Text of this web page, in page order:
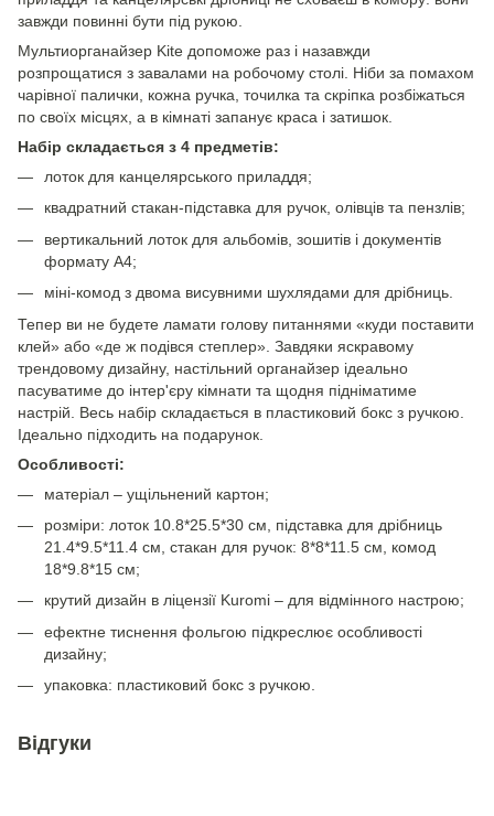
завжди повинні бути під рукою.
Мультиорганайзер Kite допоможе раз і назавжди
розпрощатися з завалами на робочому столі. Ніби за помахом
чарівної палички, кожна ручка, точилка та скріпка розбіжаться
по своїх місцях, а в кімнаті запанує краса і затишок.
Набір складається з 4 предметів:
лоток для канцелярського приладдя;
квадратний стакан-підставка для ручок, олівців та пензлів;
вертикальний лоток для альбомів, зошитів і документів
формату А4;
міні-комод з двома висувними шухлядами для дрібниць.
Тепер ви не будете ламати голову питаннями «куди поставити
клей» або «де ж подівся степлер». Завдяки яскравому
трендовому дизайну, настільний органайзер ідеально
пасуватиме до інтер'єру кімнати та щодня підніматиме
настрій. Весь набір складається в пластиковий бокс з ручкою.
Ідеально підходить на подарунок.
Особливості:
матеріал – ущільнений картон;
розміри: лоток 10.8*25.5*30 см, підставка для дрібниць
21.4*9.5*11.4 см, стакан для ручок: 8*8*11.5 см, комод
18*9.8*15 см;
крутий дизайн в ліцензії Kuromi – для відмінного настрою;
ефектне тиснення фольгою підкреслює особливості
дизайну;
упаковка: пластиковий бокс з ручкою.
Відгуки